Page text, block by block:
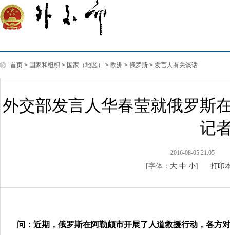
首页 > 国家和组织 > 国家（地区） > 欧洲 > 俄罗斯 > 发言人有关谈话
外交部发言人华春莹就俄罗斯
记
2016-08-05 21:05
[字体： 大 中 小] 打印
问：近期，俄罗斯在阿勒颇市开展了人道救援行动，各方